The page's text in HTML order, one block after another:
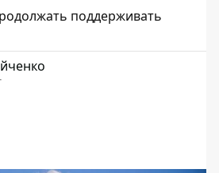
поддерживать